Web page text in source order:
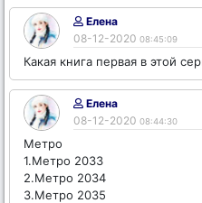
Елена
08-12-2020 08:45:09
Какая книга первая в этой
Елена
08-12-2020 08:44:30
Метро
1.Метро 2033
2.Метро 2034
3.Метро 2035